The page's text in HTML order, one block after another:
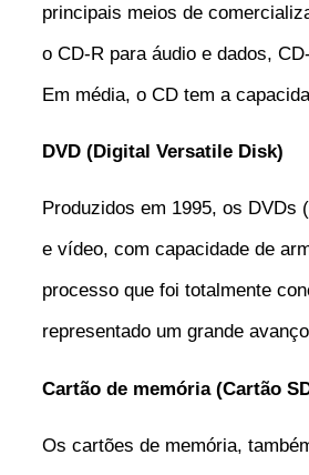
principais meios de
o CD-R para áudio e dados,
Em média, o CD tem a
DVD (Digital Versatile Disk)
Produzidos em 1995, os
e vídeo, com capacidade de
processo que foi totalmente
representado um grande
Cartão de memória (Cartão
Os cartões de memória,